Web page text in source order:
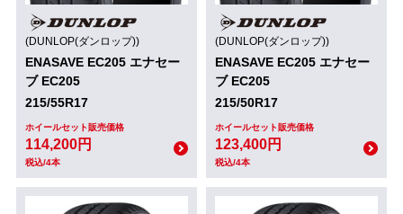
(DUNLOP(ダンロップ))
ENASAVE EC205 エナセー
ブ EC205
215/55R17
ホイールセット販売価格
114,200円
税込/4本
(DUNLOP(ダンロップ))
ENASAVE EC205 エナセー
ブ EC205
215/50R17
ホイールセット販売価格
123,400円
税込/4本